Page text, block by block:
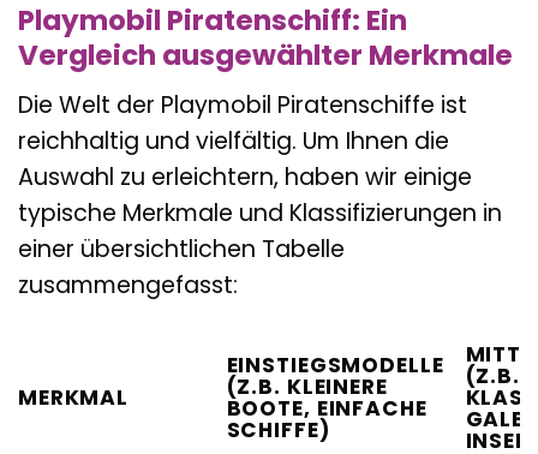
Playmobil Piratenschiff: Ein
Vergleich ausgewählter Merkmale
Die Welt der Playmobil Piratenschiffe ist
reichhaltig und vielfältig. Um Ihnen die
Auswahl zu erleichtern, haben wir einige
typische Merkmale und Klassifizierungen in
einer übersichtlichen Tabelle
zusammengefasst:
MERKMAL
EINSTIEGSMODELLE
(Z.B. KLEINERE
BOOTE, EINFACHE
SCHIFFE)
(Z.B.